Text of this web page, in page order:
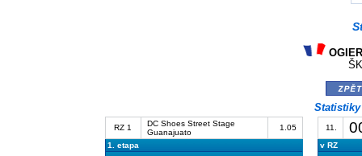
RZ 1
DC Shoes Street Stage
Guanajuato
1.05 11.
1. etapa v RZ